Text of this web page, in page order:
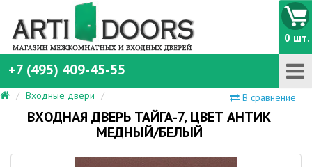
+7 (495) 409-45-55
0 шт.
В сравнение
Входные двери
ВХОДНАЯ ДВЕРЬ ТАЙГА-7, ЦВЕТ АНТИК
МЕДНЫЙ/БЕЛЫЙ